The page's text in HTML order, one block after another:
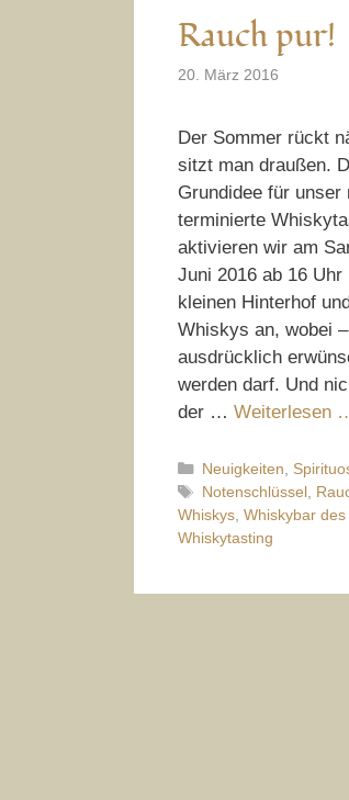
Rauch pur!
20. März 2016
Der Sommer rückt
sitzt man draußen.
Grundidee für unser
terminierte
aktivieren wir am
Juni 2016 ab 16 Uhr
kleinen Hinterhof
Whiskys an, wobei
ausdrücklich
werden darf. Und
der … Weiterlesen
Kategorien
Neuigkeiten,
Schlagwörter
Notenschlüssel,
Whiskys, Whiskybar
Whiskytasting